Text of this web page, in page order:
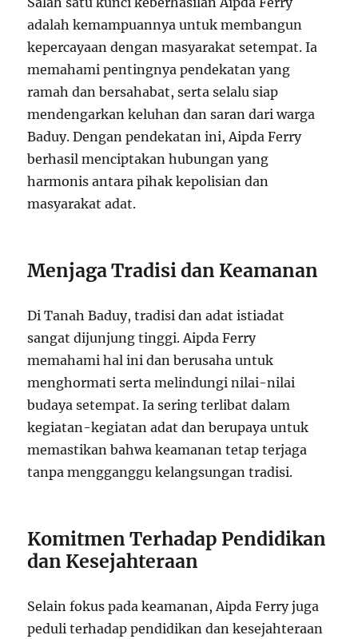
adalah kemampuannya untuk membangun
kepercayaan dengan masyarakat setempat. Ia
memahami pentingnya pendekatan yang
ramah dan bersahabat, serta selalu siap
mendengarkan keluhan dan saran dari warga
Baduy. Dengan pendekatan ini, Aipda Ferry
berhasil menciptakan hubungan yang
harmonis antara pihak kepolisian dan
masyarakat adat.
Menjaga Tradisi dan Keamanan
Di Tanah Baduy, tradisi dan adat istiadat
sangat dijunjung tinggi. Aipda Ferry
memahami hal ini dan berusaha untuk
menghormati serta melindungi nilai-nilai
budaya setempat. Ia sering terlibat dalam
kegiatan-kegiatan adat dan berupaya untuk
memastikan bahwa keamanan tetap terjaga
tanpa mengganggu kelangsungan tradisi.
Komitmen Terhadap Pendidikan
dan Kesejahteraan
Selain fokus pada keamanan, Aipda Ferry juga
peduli terhadap pendidikan dan kesejahteraan